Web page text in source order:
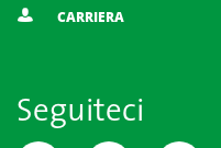
CARRIERA
Seguiteci